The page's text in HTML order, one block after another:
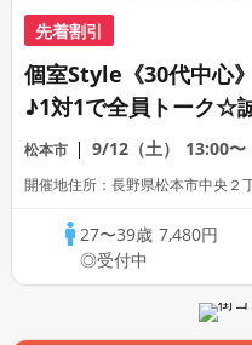
先着割引
個室Style《30代中心
♪1対1で全員トーク☆
ーティー
松本市 9/12（土） 13:00〜
開催地住所：長野県松本市中央
27〜39歳 7,480円
◎受付中